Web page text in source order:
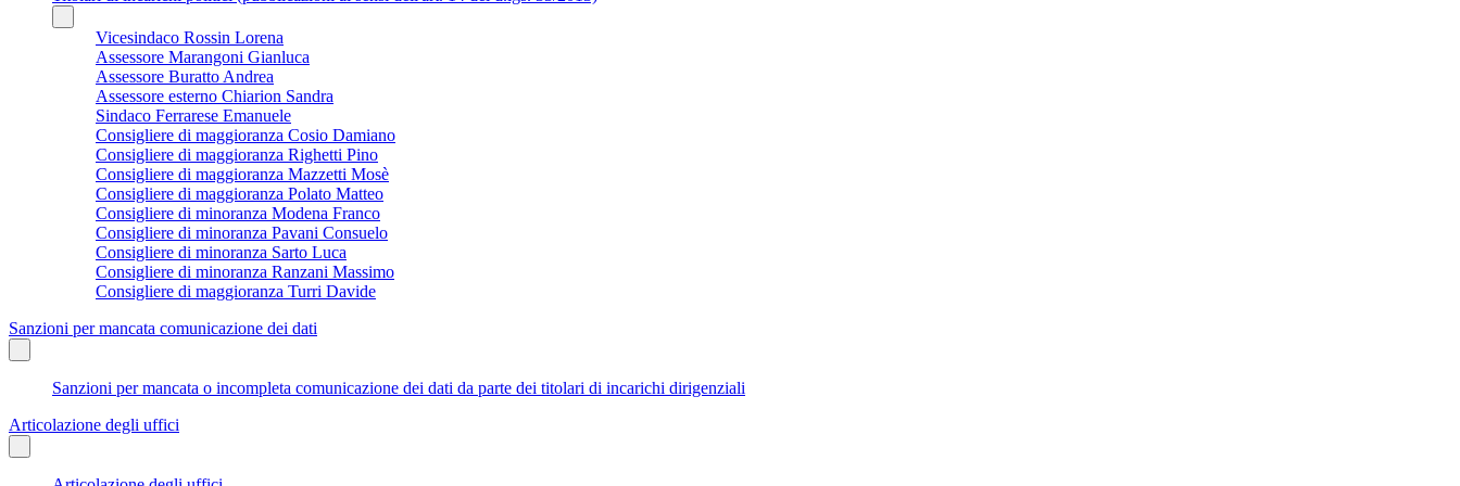
Vicesindaco Rossin Lorena
Assessore Marangoni Gianluca
Assessore Buratto Andrea
Assessore esterno Chiarion Sandra
Sindaco Ferrarese Emanuele
Consigliere di maggioranza Cosio Damiano
Consigliere di maggioranza Righetti Pino
Consigliere di maggioranza Mazzetti Mosè
Consigliere di maggioranza Polato Matteo
Consigliere di minoranza Modena Franco
Consigliere di minoranza Pavani Consuelo
Consigliere di minoranza Sarto Luca
Consigliere di minoranza Ranzani Massimo
Consigliere di maggioranza Turri Davide
Sanzioni per mancata comunicazione dei dati
Sanzioni per mancata o incompleta comunicazione dei dati da parte dei titolari di incarichi dirigenziali
Articolazione degli uffici